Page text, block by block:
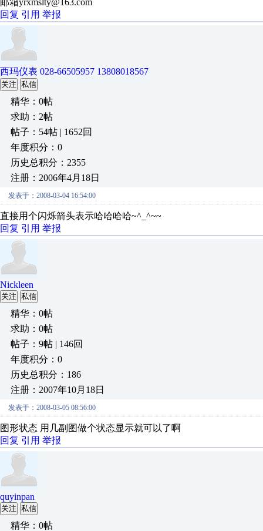
邮箱yrxmslty@163.com
回复 引用 举报
西玛仪表 028-66505957 13808018567
关注 私信
精华：0帖
求助：2帖
帖子：54帖 | 1652回
年度积分：0
历史总积分：2355
注册：2006年4月18日
发表于：2008-03-04 16:54:00
直接用个闪烁箭头表示哈哈哈哈~^_^~~
回复 引用 举报
Nickleen
关注 私信
精华：0帖
求助：0帖
帖子：9帖 | 146回
年度积分：0
历史总积分：186
注册：2007年10月18日
发表于：2008-03-05 08:56:00
图形状态 用几副图做个状态显示就可以了啊
回复 引用 举报
quyinpan
关注 私信
精华：0帖